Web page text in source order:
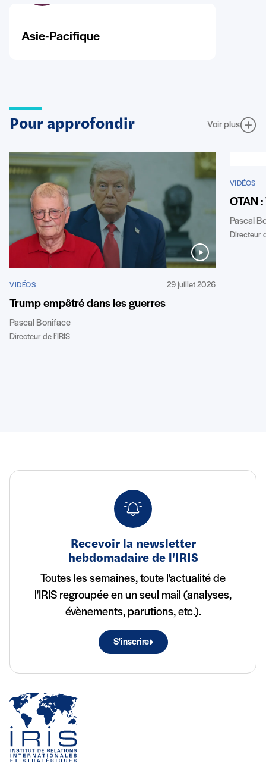
Asie-Pacifique
Pour approfondir Voir plus
VIDÉOS 29 juillet 2026
Trump empêtré dans les guerres
Pascal Boniface
Directeur de l’IRIS
VIDÉOS
OTAN
Pascal
Directeur
Recevoir la newsletter
hebdomadaire de l'IRIS
Toutes les semaines, toute l'actualité de
l'IRIS regroupée en un seul mail (analyses,
évènements, parutions, etc.).
S'inscrire